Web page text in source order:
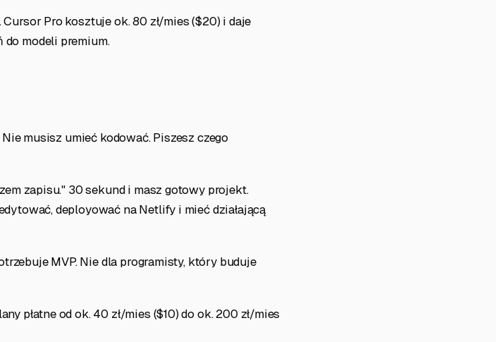
Pro kosztuje ok. 80 zł/mies ($20) i daje
modeli premium.
musisz umieć kodować. Piszesz czego
zapisu." 30 sekund i masz gotowy projekt.
deployować na Netlify i mieć działającą
MVP. Nie dla programisty, który buduje
płatne od ok. 40 zł/mies ($10) do ok. 200 zł/mies